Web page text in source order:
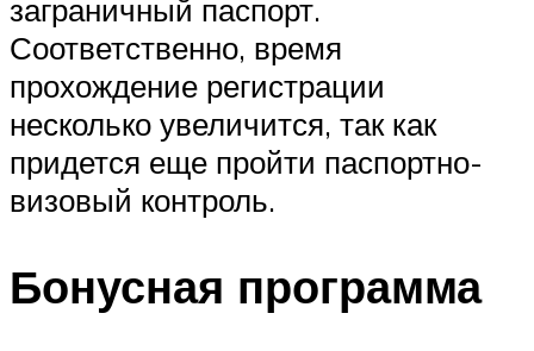
заграничный паспорт.
Соответственно, время
прохождение регистрации
несколько увеличится, так как
придется еще пройти паспортно-
визовый контроль.
Бонусная программа